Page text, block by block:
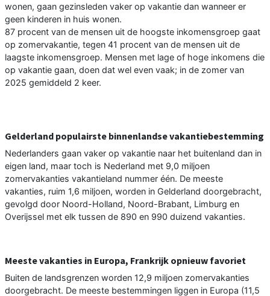
wonen, gaan gezinsleden vaker op vakantie dan wanneer er
geen kinderen in huis wonen.
87 procent van de mensen uit de hoogste inkomensgroep gaat
op zomervakantie, tegen 41 procent van de mensen uit de
laagste inkomensgroep. Mensen met lage of hoge inkomens die
op vakantie gaan, doen dat wel even vaak; in de zomer van
2025 gemiddeld 2 keer.
Gelderland populairste binnenlandse vakantiebestemming
Nederlanders gaan vaker op vakantie naar het buitenland dan in
eigen land, maar toch is Nederland met 9,0 miljoen
zomervakanties vakantieland nummer één. De meeste
vakanties, ruim 1,6 miljoen, worden in Gelderland doorgebracht,
gevolgd door Noord-Holland, Noord-Brabant, Limburg en
Overijssel met elk tussen de 890 en 990 duizend vakanties.
Meeste vakanties in Europa, Frankrijk opnieuw favoriet
Buiten de landsgrenzen worden 12,9 miljoen zomervakanties
doorgebracht. De meeste bestemmingen liggen in Europa (11,5